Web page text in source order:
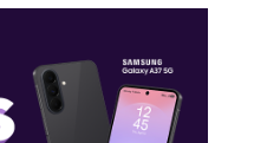
TX 75232